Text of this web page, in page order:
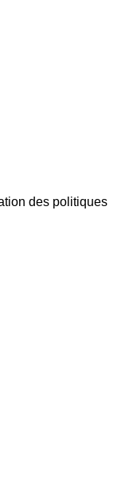
des politiques